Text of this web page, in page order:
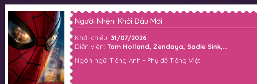
Người Nhện: Khởi Đầu Mới
Khởi chiếu: 31/07/2026
Diễn viên: Tom Holland, Zendaya, Sadie Sink,...
Ngôn ngữ: Tiếng Anh - Phụ đề Tiếng Việt